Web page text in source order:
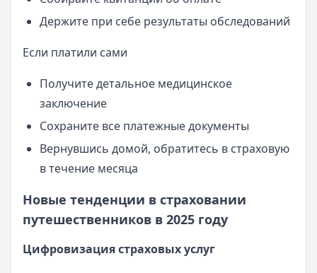
Держите при себе результаты обследований
Если платили сами
Получите детальное медицинское
заключение
Сохраните все платежные документы
Вернувшись домой, обратитесь в страховую
в течение месяца
Новые тенденции в страховании
путешественников в 2025 году
Цифровизация страховых услуг